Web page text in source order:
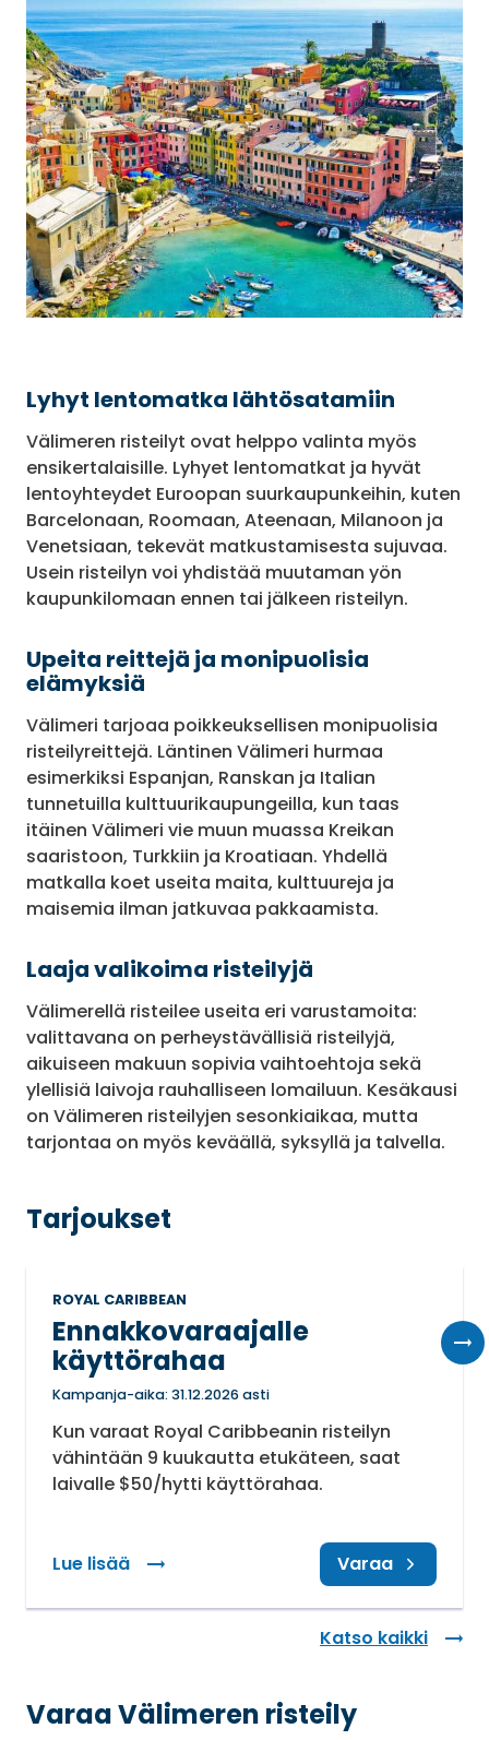
Lyhyt lentomatka lähtösatamiin
Välimeren risteilyt ovat helppo valinta myös
ensikertalaisille. Lyhyet lentomatkat ja hyvät
lentoyhteydet Euroopan suurkaupunkeihin, kuten
Barcelonaan, Roomaan, Ateenaan, Milanoon ja
Venetsiaan, tekevät matkustamisesta sujuvaa.
Usein risteilyn voi yhdistää muutaman yön
kaupunkilomaan ennen tai jälkeen risteilyn.
Upeita reittejä ja monipuolisia
elämyksiä
Välimeri tarjoaa poikkeuksellisen monipuolisia
risteilyreittejä. Läntinen Välimeri hurmaa
esimerkiksi Espanjan, Ranskan ja Italian
tunnetuilla kulttuurikaupungeilla, kun taas
itäinen Välimeri vie muun muassa Kreikan
saaristoon, Turkkiin ja Kroatiaan. Yhdellä
matkalla koet useita maita, kulttuureja ja
maisemia ilman jatkuvaa pakkaamista.
Laaja valikoima risteilyjä
Välimerellä risteilee useita eri varustamoita:
valittavana on perheystävällisiä risteilyjä,
aikuiseen makuun sopivia vaihtoehtoja sekä
ylellisiä laivoja rauhalliseen lomailuun. Kesäkausi
on Välimeren risteilyjen sesonkiaikaa, mutta
tarjontaa on myös keväällä, syksyllä ja talvella.
Tarjoukset
ROYAL CARIBBEAN
Ennakkovaraajalle
käyttörahaa
Kampanja-aika: 31.12.2026 asti
Kun varaat Royal Caribbeanin risteilyn
vähintään 9 kuukautta etukäteen, saat
laivalle $50/hytti käyttörahaa.
Lue lisää
: Ennakkovaraajalle käyttörahaaVaraa
Katso kaikki
Varaa Välimeren risteily